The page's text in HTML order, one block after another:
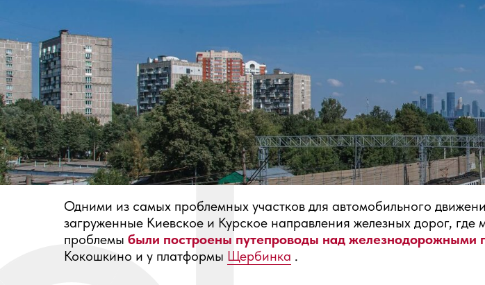
Одними из самых проблемных участков для автомобильного
загруженные Киевское и Курское направления железных дорог,
проблемы были построены путепроводы над железнодорожными
Кокошкино и у платформы Щербинка .